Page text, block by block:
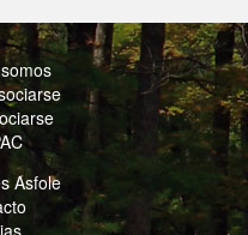
Asfole